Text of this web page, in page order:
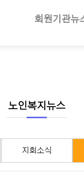
회원기관뉴
노인복지뉴스
월별일정
구인구직
노인복지뉴스
지회소식